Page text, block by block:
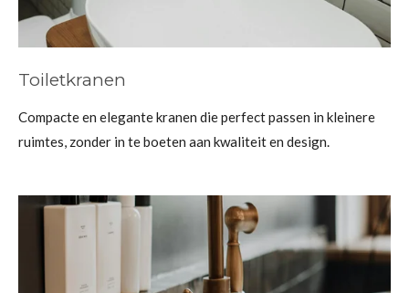
Toiletkranen
Compacte en elegante kranen die perfect passen in kleinere
ruimtes, zonder in te boeten aan kwaliteit en design.